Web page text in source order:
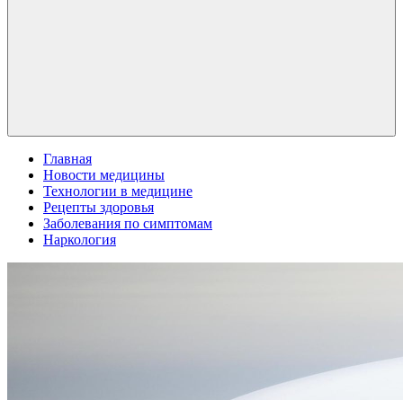
Главная
Новости медицины
Технологии в медицине
Рецепты здоровья
Заболевания по симптомам
Наркология